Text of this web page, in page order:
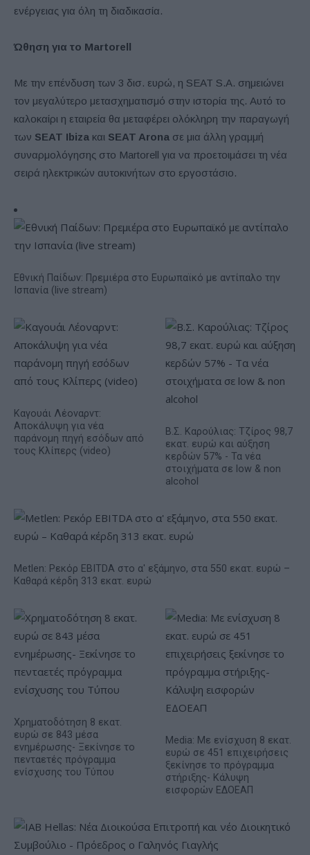
ενέργειας για όλη τη διαδικασία.
Ώθηση για το Martorell
Με την επένδυση των 3 δισ. ευρώ, η SEAT S.A. σημειώνει
τον μεγαλύτερο μετασχηματισμό στην ιστορία της. Αυτό το
καλοκαίρι η εταιρεία θα μεταφέρει ολόκληρη την παραγωγή
των SEAT Ibiza και SEAT Arona σε μια άλλη γραμμή
συναρμολόγησης στο Martorell για να προετοιμάσει τη νέα
σειρά ηλεκτρικών αυτοκινήτων στο εργοστάσιο.
Εθνική Παίδων: Πρεμιέρα στο Ευρωπαϊκό με αντίπαλο την
Ισπανία (live stream)
Καγουάι Λέοναρντ:
Αποκάλυψη για νέα
παράνομη πηγή εσόδων από
τους Κλίπερς (video)
Β.Σ. Καρούλιας: Τζίρος 98,7
εκατ. ευρώ και αύξηση
κερδών 57% - Τα νέα
στοιχήματα σε low & non
alcohol
Metlen: Ρεκόρ EBITDA στο α' εξάμηνο, στα 550 εκατ. ευρώ –
Καθαρά κέρδη 313 εκατ. ευρώ
Χρηματοδότηση 8 εκατ.
ευρώ σε 843 μέσα
ενημέρωσης- Ξεκίνησε το
πενταετές πρόγραμμα
ενίσχυσης του Τύπου
Media: Με ενίσχυση 8 εκατ.
ευρώ σε 451 επιχειρήσεις
ξεκίνησε το πρόγραμμα
στήριξης- Κάλυψη
εισφορών ΕΔΟΕΑΠ